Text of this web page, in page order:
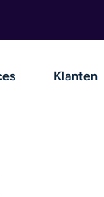
Klanten